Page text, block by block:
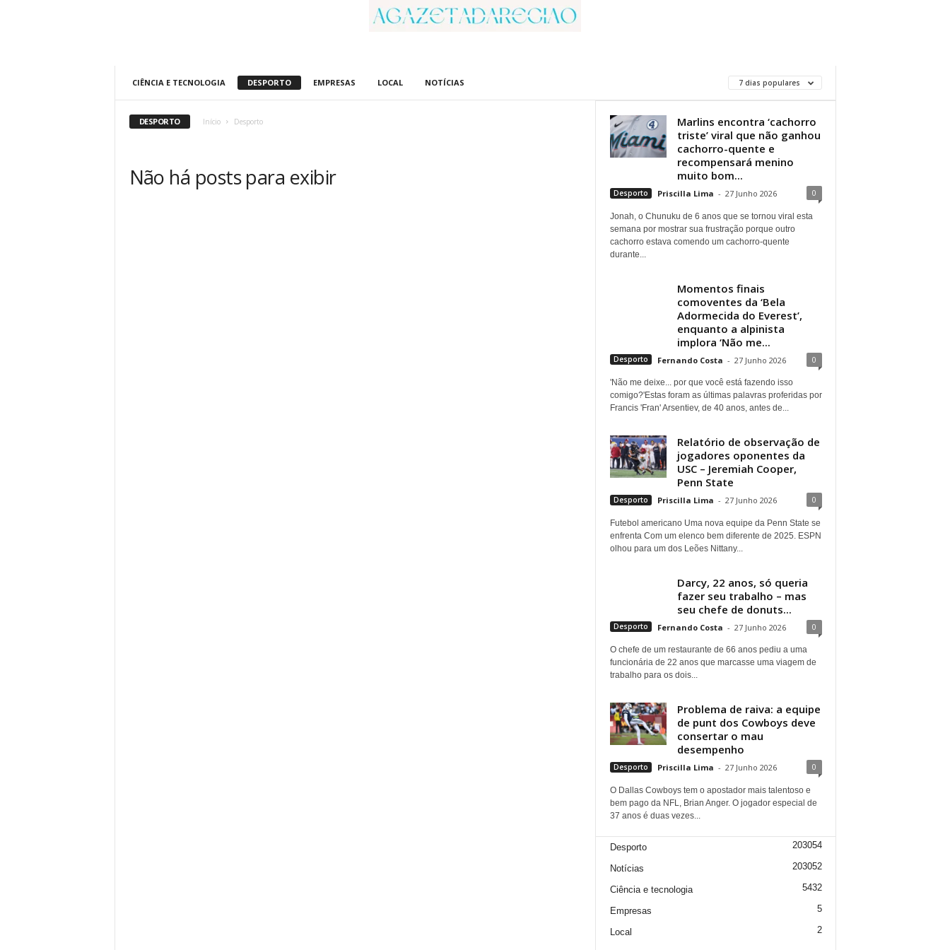
r
a
CIÊNCIA E TECNOLOGIA DESPORTO EMPRESAS LOCAL NOTÍCIAS 7 dias populares
DESPORTO Início Desporto
Não há posts para exibir
Marlins encontra ‘cachorro
triste’ viral que não ganhou
cachorro-quente e
recompensará menino
muito bom...
Desporto Priscilla Lima - 27 Junho 2026 0
Jonah, o Chunuku de 6 anos que se tornou viral esta
semana por mostrar sua frustração porque outro
cachorro estava comendo um cachorro-quente
durante...
Momentos finais
comoventes da ‘Bela
Adormecida do Everest’,
enquanto a alpinista
implora ‘Não me...
Desporto Fernando Costa - 27 Junho 2026 0
'Não me deixe... por que você está fazendo isso
comigo?'Estas foram as últimas palavras proferidas por
Francis 'Fran' Arsentiev, de 40 anos, antes de...
Relatório de observação de
jogadores oponentes da
USC – Jeremiah Cooper,
Penn State
Desporto Priscilla Lima - 27 Junho 2026 0
Futebol americano Uma nova equipe da Penn State se
enfrenta Com um elenco bem diferente de 2025. ESPN
olhou para um dos Leões Nittany...
Darcy, 22 anos, só queria
fazer seu trabalho – mas
seu chefe de donuts...
Desporto Fernando Costa - 27 Junho 2026 0
O chefe de um restaurante de 66 anos pediu a uma
funcionária de 22 anos que marcasse uma viagem de
trabalho para os dois...
Problema de raiva: a equipe
de punt dos Cowboys deve
consertar o mau
desempenho
Desporto Priscilla Lima - 27 Junho 2026 0
O Dallas Cowboys tem o apostador mais talentoso e
bem pago da NFL, Brian Anger. O jogador especial de
37 anos é duas vezes...
Desporto 203054
Notícias 203052
Ciência e tecnologia 5432
Empresas 5
Local 2